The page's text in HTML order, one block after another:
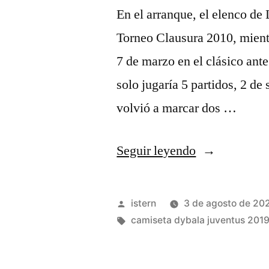
En el arranque, el elenco de
Torneo Clausura 2010,
7 de marzo en el clásico
solo jugaría 5 partidos, 2
volvió a marcar dos …
Seguir leyendo«El
De
Abril
Publicado
por
istern
3 de agosto de
Etiquetas:
camiseta dybala juventus